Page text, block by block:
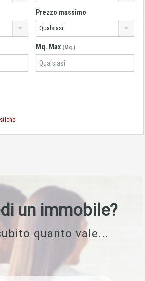
Prezzo massimo
Qualsiasi
Mq. Max (Mq.)
un immobile?
quanto vale...